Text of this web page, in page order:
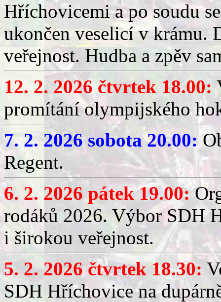
Hříchovicemi a po soudu
ukončen veselicí v krámu.
veřejnost. Hudba a zpěv
12. 2. 2026 čtvrtek 18.00:
promítání olympijského
7. 2. 2026 sobota 20.00:
Regent.
6. 2. 2026 pátek 19.00:
rodáků 2026. Výbor SDH
i širokou veřejnost.
5. 2. 2026 čtvrtek 18.30:
SDH Hříchovice na